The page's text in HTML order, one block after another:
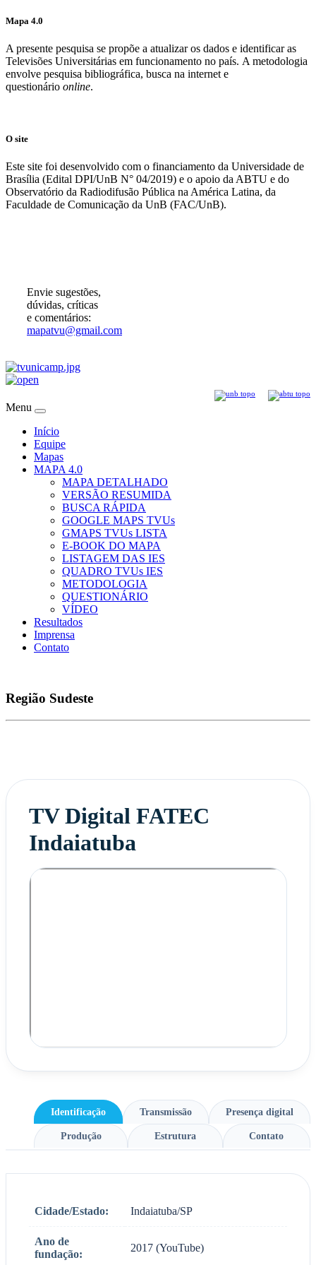
Mapa 4.0
A presente pesquisa se propõe a atualizar os dados e identificar as
Televisões Universitárias em funcionamento no país. A metodologia
envolve pesquisa bibliográfica, busca na internet e
questionário online.
O site
Este site foi desenvolvido com o financiamento da Universidade de
Brasília (Edital DPI/UnB N° 04/2019) e o apoio da ABTU e do
Observatório da Radiodifusão Pública na América Latina, da
Faculdade de Comunicação da UnB (FAC/UnB).
Envie sugestões,
dúvidas, críticas
e comentários:
mapatvu@gmail.com
Menu
Início
Equipe
Mapas
MAPA 4.0
MAPA DETALHADO
VERSÃO RESUMIDA
BUSCA RÁPIDA
GOOGLE MAPS TVUs
GMAPS TVUs LISTA
E-BOOK DO MAPA
LISTAGEM DAS IES
QUADRO TVUs IES
METODOLOGIA
QUESTIONÁRIO
VÍDEO
Resultados
Imprensa
Contato
Região Sudeste
TV Digital FATEC
Indaiatuba
Identificação Transmissão Presença digital
Produção Estrutura Contato
Cidade/Estado: Indaiatuba/SP
Ano de
fundação:
2017 (YouTube)